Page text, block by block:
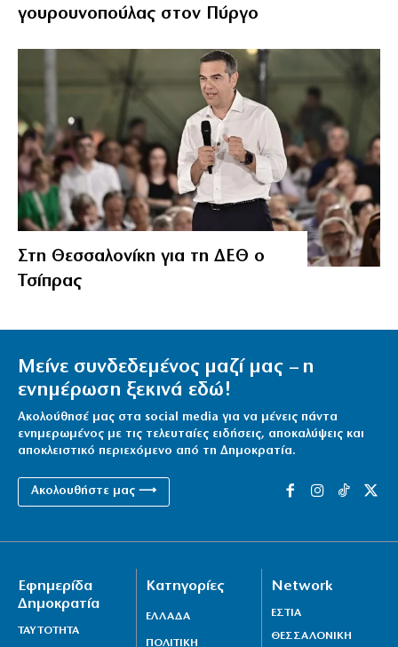
γουρουνοπούλας στον Πύργο
Στη Θεσσαλονίκη για τη ΔΕΘ ο
Τσίπρας
Μείνε συνδεδεμένος μαζί μας – η
ενημέρωση ξεκινά εδώ!
Ακολούθησέ μας στα social media για να μένεις πάντα
ενημερωμένος με τις τελευταίες ειδήσεις, αποκαλύψεις και
αποκλειστικό περιεχόμενο από τη Δημοκρατία.
Ακολουθήστε μας ⟶
Εφημερίδα
Δημοκρατία
ΤΑΥΤΟΤΗΤΑ
Κατηγορίες
ΕΛΛΑΔΑ
ΠΟΛΙΤΙΚΗ
Network
ΕΣΤΙΑ
ΘΕΣΣΑΛΟΝΙΚΗ